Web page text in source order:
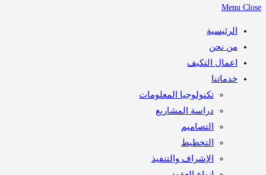
نحن
التكيف
تكنولوجيا المعلومات
دراسة المشاريع
التصاميم
التخطيط
الإشراف والتنفيذ